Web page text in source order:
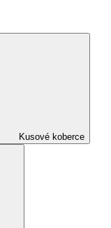
Kusové koberce